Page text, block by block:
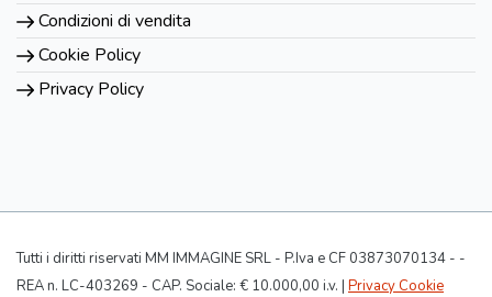
Condizioni di vendita
Cookie Policy
Privacy Policy
Tutti i diritti riservati MM IMMAGINE SRL - P.Iva e CF 03873070134 - -
REA n. LC-403269 - CAP. Sociale: € 10.000,00 i.v. | Privacy Cookie